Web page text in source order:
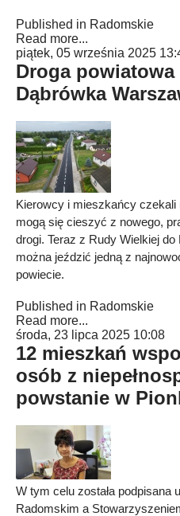
Published in Radomskie
Read more...
piątek, 05 września 2025
Droga powiatowa
Dąbrówka
Kierowcy i mieszkańcy czekali
mogą się cieszyć z nowego,
drogi. Teraz z Rudy Wielkiej
można jeździć jedną z
powiecie.
Published in Radomskie
Read more...
środa, 23 lipca 2025 10:08
12 mieszkań
osób z
powstanie w
W tym celu została podpisana
Radomskim a